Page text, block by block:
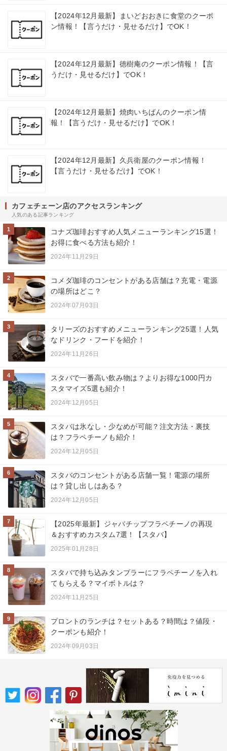
【2024年12月最新】まいどおおきに食堂のクーポ
ン情報！【言うだけ・見せるだけ】でOK！
【2024年12月最新】徳樹庵のクーポン情報！【言
うだけ・見せるだけ】でOK！
【2024年12月最新】焼肉いちばんのクーポン情
報！【言うだけ・見せるだけ】でOK！
【2024年12月最新】久兵衛屋のクーポン情報！
【言うだけ・見せるだけ】でOK！
カフェチェーン店のアクセスランキング
人気のある記事ランキング
1
コナズ珈琲おすすめ人気メニューランキング15選！
お得に食べる方法も紹介！
2024年11月29日
2
コメダ珈琲のコンセントがある店舗は？充電・電源
の場所はどこ？
2024年07月03日
3
タリーズのおすすめメニューランキング25選！人気
なドリンク・フードを紹介！
2024年11月26日
4
スタバで一番高い飲み物は？よりお得な1000円カ
スタマイズ5選も紹介！
2024年12月05日
5
スタバは氷なし・少なめが可能？注文方法・裏技
は？フラペチーノも紹介！
2024年12月05日
6
スタバのコンセントがある店舗一覧！電源の場所
は？貸し出しはある？
2024年12月05日
7
【2025年最新】ジャバチップフラペチーノの再現
＆おすすめカスタム7選！【スタバ】
2025年01月28日
8
スタバで持ち込みタンブラーにフラペチーノを入れ
てもらえる？マイボトルは？
2024年11月25日
9
プロントのランチは？セットある？時間は？値段・
クーポンも紹介！
2024年09月03日